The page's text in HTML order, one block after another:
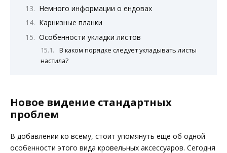
Немного информации о ендовах
Карнизные планки
Особенности укладки листов
В каком порядке следует укладывать листы
настила?
Новое видение стандартных
проблем
В добавлении ко всему, стоит упомянуть еще об одной
особенности этого вида кровельных аксессуаров. Сегодня